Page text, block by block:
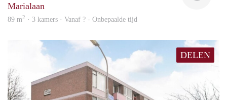
Marialaan
89 m2 · 3 kamers · Vanaf ? - Onbepaalde tijd
DELEN